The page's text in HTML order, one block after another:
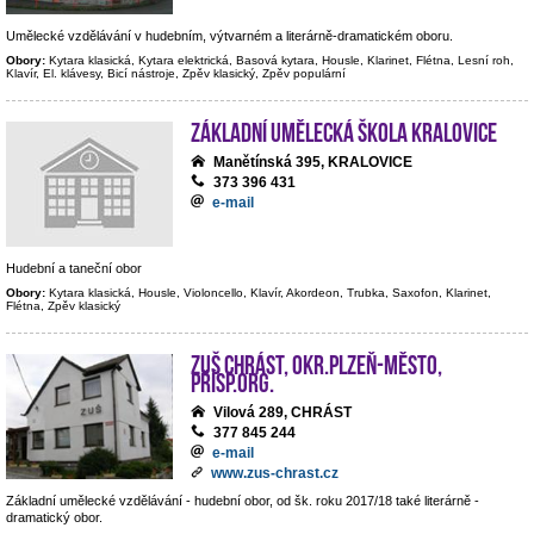
Umělecké vzdělávání v hudebním, výtvarném a literárně-dramatickém oboru.
Obory: Kytara klasická, Kytara elektrická, Basová kytara, Housle, Klarinet, Flétna, Lesní roh,
Klavír, El. klávesy, Bicí nástroje, Zpěv klasický, Zpěv populární
Základní umělecká škola Kralovice
Manětínská 395, KRALOVICE
373 396 431
e-mail
Hudební a taneční obor
Obory: Kytara klasická, Housle, Violoncello, Klavír, Akordeon, Trubka, Saxofon, Klarinet,
Flétna, Zpěv klasický
ZUŠ Chrást, okr.Plzeň-město,
přísp.org.
Vilová 289, CHRÁST
377 845 244
e-mail
www.zus-chrast.cz
Základní umělecké vzdělávání - hudební obor, od šk. roku 2017/18 také literárně -
dramatický obor.